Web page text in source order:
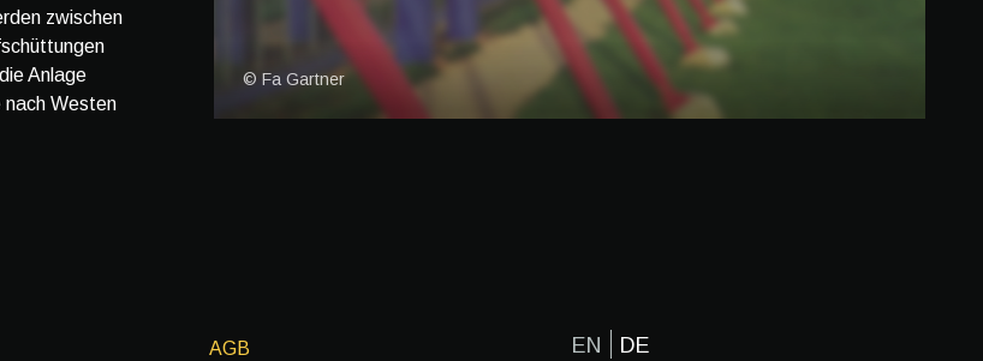
zwischen
Anlage
nach Westen
© Fa Gartner
AGB EN DE